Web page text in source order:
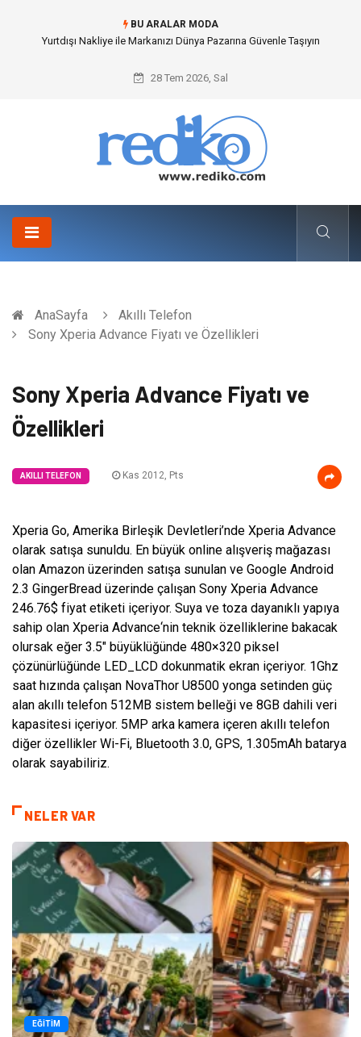
BU ARALAR MODA
İnternetsiz Bir Gün Nedir ve Neden Önemlidir?
28 Tem 2026, Sal
AnaSayfa
Akıllı Telefon
Sony Xperia Advance Fiyatı ve Özellikleri
Sony Xperia Advance Fiyatı ve
Özellikleri
AKILLI TELEFON Kas 2012, Pts
Xperia Go, Amerika Birleşik Devletleri’nde Xperia Advance
olarak satışa sunuldu. En büyük online alışveriş mağazası
olan Amazon üzerinden satışa sunulan ve Google Android
2.3 GingerBread üzerinde çalışan Sony Xperia Advance
246.76$ fiyat etiketi içeriyor. Suya ve toza dayanıklı yapıya
sahip olan Xperia Advance‘nin teknik özelliklerine bakacak
olursak eğer 3.5″ büyüklüğünde 480×320 piksel
çözünürlüğünde LED_LCD dokunmatik ekran içeriyor. 1Ghz
saat hızında çalışan NovaThor U8500 yonga setinden güç
alan akıllı telefon 512MB sistem belleği ve 8GB dahili veri
kapasitesi içeriyor. 5MP arka kamera içeren akıllı telefon
diğer özellikler Wi-Fi, Bluetooth 3.0, GPS, 1.305mAh batarya
olarak sayabiliriz.
NELER VAR
EĞITIM